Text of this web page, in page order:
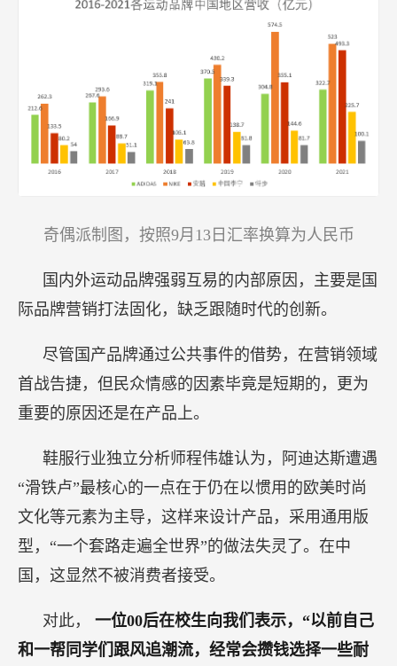
奇偶派制图，按照9月13日汇率换算为人民币
国内外运动品牌强弱互易的内部原因，主要是国
际品牌营销打法固化，缺乏跟随时代的创新。
尽管国产品牌通过公共事件的借势，在营销领域
首战告捷，但民众情感的因素毕竟是短期的，更为
重要的原因还是在产品上。
鞋服行业独立分析师程伟雄认为，阿迪达斯遭遇
“滑铁卢”最核心的一点在于仍在以惯用的欧美时尚
文化等元素为主导，这样来设计产品，采用通用版
型，“一个套路走遍全世界”的做法失灵了。在中
国，这显然不被消费者接受。
对此， 一位00后在校生向我们表示，“以前自己
和一帮同学们跟风追潮流，经常会攒钱选择一些耐